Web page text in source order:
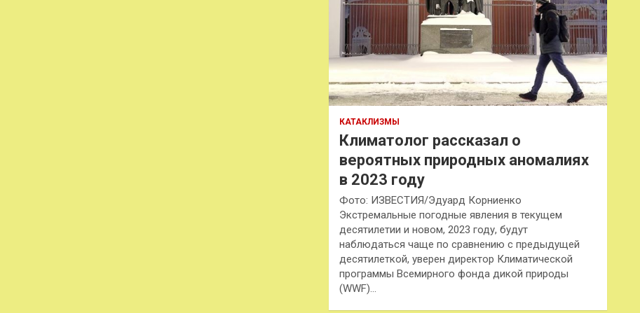
КАТАКЛИЗМЫ
Климатолог рассказал о
вероятных природных аномалиях
в 2023 году
Фото: ИЗВЕСТИЯ/Эдуард Корниенко
Экстремальные погодные явления в текущем
десятилетии и новом, 2023 году, будут
наблюдаться чаще по сравнению с предыдущей
десятилеткой, уверен директор Климатической
программы Всемирного фонда дикой природы
(WWF)…